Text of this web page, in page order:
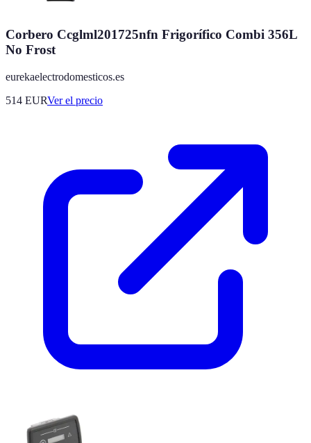
Corbero Ccglml201725nfn Frigorífico Combi 356L
No Frost
eurekaelectrodomesticos.es
514 EURVer el precio